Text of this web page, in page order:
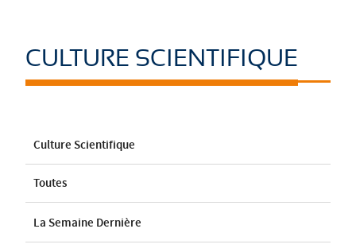
CULTURE SCIENTIFIQUE
Culture Scientifique
Toutes
La Semaine Dernière